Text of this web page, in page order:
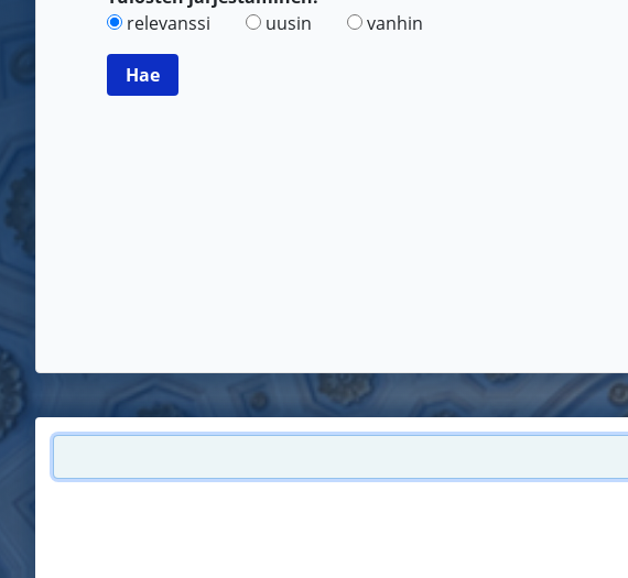
relevanssi
uusin vanhin